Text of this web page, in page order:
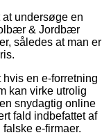
undersøge en
& Jordbær
således at man er
en e-forretning
kan virke utrolig
snydagtig online
fald indbefattet af
e-firmaer.